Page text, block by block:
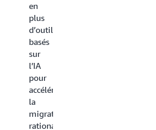
en
plus
d’outils
basés
sur
l’IA
pour
accélérer
la
migration,
rationaliser